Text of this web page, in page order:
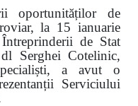
oportunităților de
la 15 ianuarie
de Stat
Serghei Cotelinic,
a avut o
Serviciului